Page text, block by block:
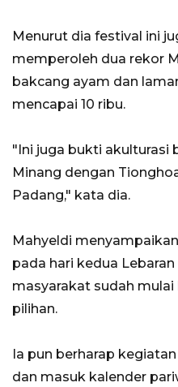
Menurut dia festival ini
memperoleh dua rekor
bakcang ayam dan
mencapai 10 ribu.
"Ini juga bukti akulturasi
Minang dengan
Padang," kata dia.
Mahyeldi
pada hari kedua
masyarakat sudah
pilihan.
Ia pun berharap
dan masuk kalender